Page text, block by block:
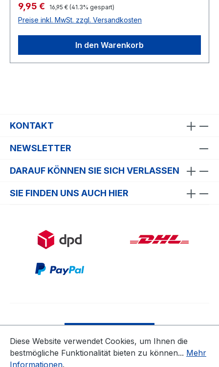
Verkaufspreis:
9,95 € Regulärer Preis:
16,95 € (41.3% gespart)
Preise inkl. MwSt. zzgl. Versandkosten
In den Warenkorb
KONTAKT
NEWSLETTER
DARAUF KÖNNEN SIE SICH VERLASSEN
SIE FINDEN UNS AUCH HIER
* Alle Preise inkl. gesetzl. Mehrwertsteuer zzgl.
Diese Website verwendet Cookies, um Ihnen die
bestmögliche Funktionalität bieten zu können... Mehr
Informationen.